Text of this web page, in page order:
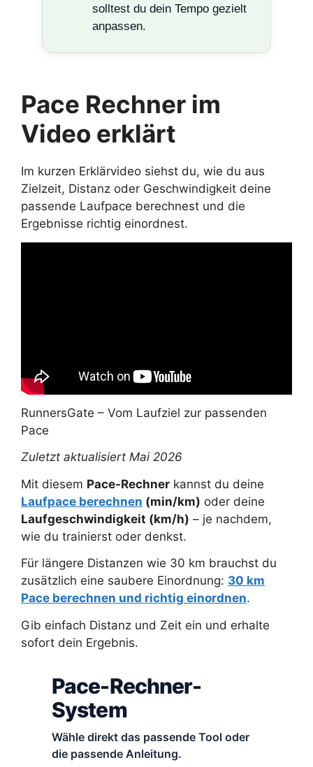
solltest du dein Tempo gezielt
anpassen.
Pace Rechner im
Video erklärt
Im kurzen Erklärvideo siehst du, wie du aus
Zielzeit, Distanz oder Geschwindigkeit deine
passende Laufpace berechnest und die
Ergebnisse richtig einordnest.
RunnersGate – Vom Laufziel zur passenden
Pace
Zuletzt aktualisiert Mai 2026
Mit diesem Pace-Rechner kannst du deine
Laufpace berechnen (min/km) oder deine
Laufgeschwindigkeit (km/h) – je nachdem,
wie du trainierst oder denkst.
Für längere Distanzen wie 30 km brauchst du
zusätzlich eine saubere Einordnung: 30 km
Pace berechnen und richtig einordnen.
Gib einfach Distanz und Zeit ein und erhalte
sofort dein Ergebnis.
Pace-Rechner-
System
Wähle direkt das passende Tool oder
die passende Anleitung.